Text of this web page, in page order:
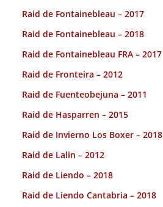
Raid de Fontainebleau – 2017
Raid de Fontainebleau – 2018
Raid de Fontainebleau FRA – 2017
Raid de Fronteira – 2012
Raid de Fuenteobejuna – 2011
Raid de Hasparren – 2015
Raid de Invierno Los Boxer – 2018
Raid de Lalin – 2012
Raid de Liendo – 2018
Raid de Liendo Cantabria – 2018